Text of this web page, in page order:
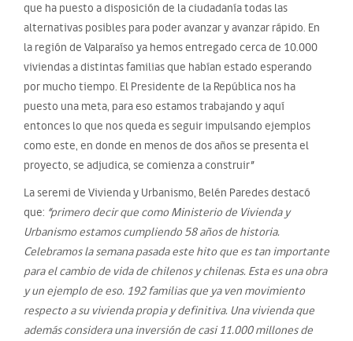
que ha puesto a disposición de la ciudadanía todas las
alternativas posibles para poder avanzar y avanzar rápido. En
la región de Valparaíso ya hemos entregado cerca de 10.000
viviendas a distintas familias que habían estado esperando
por mucho tiempo. El Presidente de la República nos ha
puesto una meta, para eso estamos trabajando y aquí
entonces lo que nos queda es seguir impulsando ejemplos
como este, en donde en menos de dos años se presenta el
proyecto, se adjudica, se comienza a construir”
La seremi de Vivienda y Urbanismo, Belén Paredes destacó
que: “primero decir que como Ministerio de Vivienda y
Urbanismo estamos cumpliendo 58 años de historia.
Celebramos la semana pasada este hito que es tan importante
para el cambio de vida de chilenos y chilenas. Esta es una obra
y un ejemplo de eso. 192 familias que ya ven movimiento
respecto a su vivienda propia y definitiva. Una vivienda que
además considera una inversión de casi 11.000 millones de